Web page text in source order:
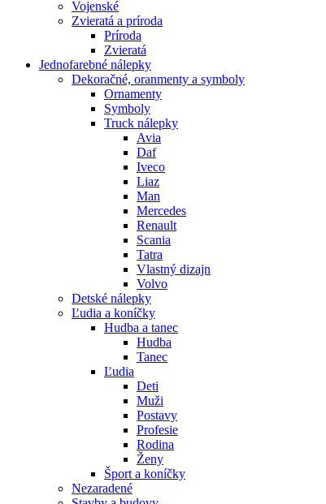
Vojenské
Zvieratá a príroda
Príroda
Zvieratá
Jednofarebné nálepky
Dekoračné, oranmenty a symboly
Ornamenty
Symboly
Truck nálepky
Avia
Daf
Iveco
Liaz
Man
Mercedes
Renault
Scania
Tatra
Vlastný dizajn
Volvo
Detské nálepky
Ľudia a koníčky
Hudba a tanec
Hudba
Tanec
Ľudia
Deti
Muži
Postavy
Profesie
Rodina
Ženy
Šport a koníčky
Nezaradené